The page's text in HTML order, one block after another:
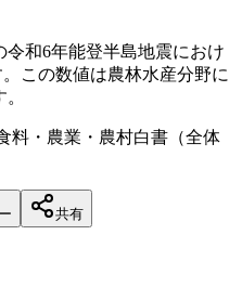
令和6年能登半島地震におけ
この数値は農林水産分野に
料・農業・農村白書（全体
共有